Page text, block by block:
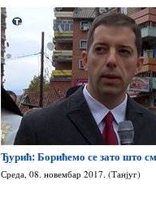
Ђурић: Борићемо се зато што
Среда, 08. новембар 2017. (Танјуг)